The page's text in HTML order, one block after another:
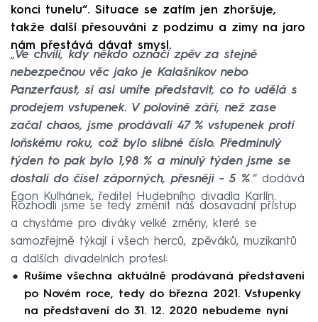
konci tunelu“. Situace se zatím jen zhoršuje,
takže další přesouváni z podzimu a zimy na jaro
nám přestává dávat smysl.
„Ve chvíli, kdy někdo označí zpěv za stejně
nebezpečnou věc jako je Kalašnikov nebo
Panzerfaust, si asi umíte představit, co to udělá s
prodejem vstupenek. V polovině září, než zase
začal chaos, jsme prodávali 47 % vstupenek proti
loňskému roku, což bylo slibné číslo. Předminulý
týden to pak bylo 1,98 % a minulý týden jsme se
dostali do čísel záporných, přesněji - 5 %.“ dodává
Egon Kulhánek, ředitel Hudebního divadla Karlín.
Rozhodli jsme se tedy změnit náš dosavadní přístup
a chystáme pro diváky velké změny, které se
samozřejmě týkají i všech herců, zpěváků, muzikantů
a dalších divadelních profesí:
Rušíme všechna aktuálně prodávaná představení
po Novém roce, tedy do března 2021. Vstupenky
na představení do 31. 12. 2020 nebudeme nyní